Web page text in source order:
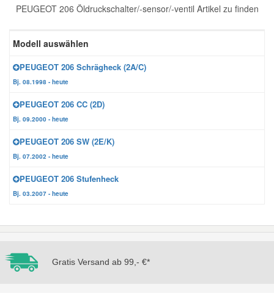
PEUGEOT 206 Öldruckschalter/-sensor/-ventil Artikel zu finden
Modell auswählen
PEUGEOT 206 Schrägheck (2A/C)
Bj. 08.1998 - heute
PEUGEOT 206 CC (2D)
Bj. 09.2000 - heute
PEUGEOT 206 SW (2E/K)
Bj. 07.2002 - heute
PEUGEOT 206 Stufenheck
Bj. 03.2007 - heute
Gratis Versand ab 99,- €*
Winter-Autozubehör
Hyundai Ersatzteile
Jeep Ersatzteile
Kia Ersatzteile
Lancia Ersatzteile